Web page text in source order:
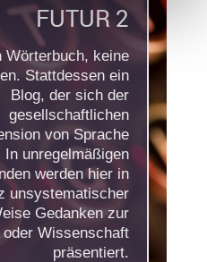
FUTUR 2
Wörterbuch, keine
Stattdessen ein
Blog, der sich der
gesellschaftlichen
von Sprache
In unregelmäßigen
werden hier in
unsystematischer
Gedanken zur
oder Wissenschaft
präsentiert.